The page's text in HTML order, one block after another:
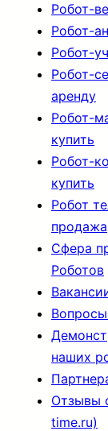
Робот-
Робот-
Робот-
Робот-
аренду
Робот-
купить
Робот-
купить
Робот
продажа
Сфера
Роботов
наших
Отзывы
time.ru)